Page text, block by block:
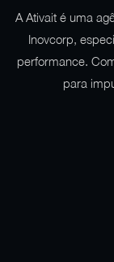
A Ativait é uma
Inovcorp,
performance.
para